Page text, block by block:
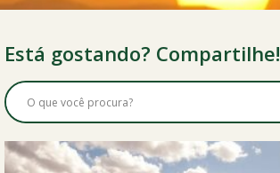
Está gostando? Compartilhe!